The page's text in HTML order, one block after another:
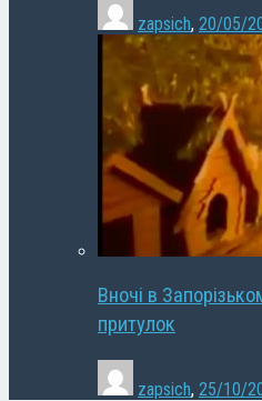
zapsich, 20/05/
Вночі в
притулок
zapsich, 25/10/